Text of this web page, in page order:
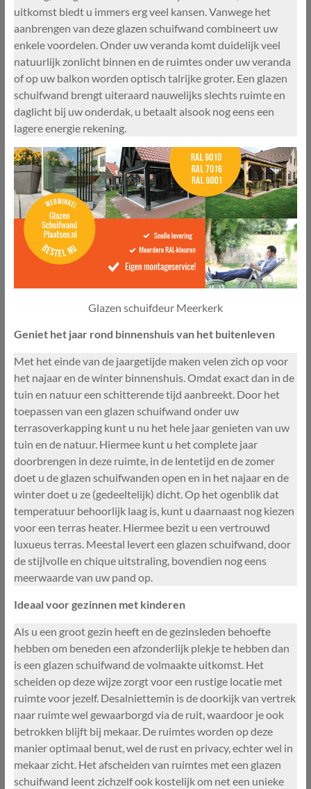
uitkomst biedt u immers erg veel kansen. Vanwege het
aanbrengen van deze glazen schuifwand combineert uw
enkele voordelen. Onder uw veranda komt duidelijk veel
natuurlijk zonlicht binnen en de ruimtes onder uw veranda
of op uw balkon worden optisch talrijke groter. Een glazen
schuifwand brengt uiteraard nauwelijks slechts ruimte en
daglicht bij uw onderdak, u betaalt alsook nog eens een
lagere energie rekening.
Glazen schuifdeur Meerkerk
Geniet het jaar rond binnenshuis van het buitenleven
Met het einde van de jaargetijde maken velen zich op voor
het najaar en de winter binnenshuis. Omdat exact dan in de
tuin en natuur een schitterende tijd aanbreekt. Door het
toepassen van een glazen schuifwand onder uw
terrasoverkapping kunt u nu het hele jaar genieten van uw
tuin en de natuur. Hiermee kunt u het complete jaar
doorbrengen in deze ruimte, in de lentetijd en de zomer
doet u de glazen schuifwanden open en in het najaar en de
winter doet u ze (gedeeltelijk) dicht. Op het ogenblik dat
temperatuur behoorlijk laag is, kunt u daarnaast nog kiezen
voor een terras heater. Hiermee bezit u een vertrouwd
luxueus terras. Meestal levert een glazen schuifwand, door
de stijlvolle en chique uitstraling, bovendien nog eens
meerwaarde van uw pand op.
Ideaal voor gezinnen met kinderen
Als u een groot gezin heeft en de gezinsleden behoefte
hebben om beneden een afzonderlijk plekje te hebben dan
is een glazen schuifwand de volmaakte uitkomst. Het
scheiden op deze wijze zorgt voor een rustige locatie met
ruimte voor jezelf. Desalniettemin is de doorkijk van vertrek
naar ruimte wel gewaarborgd via de ruit, waardoor je ook
betrokken blijft bij mekaar. De ruimtes worden op deze
manier optimaal benut, wel de rust en privacy, echter wel in
mekaar zicht. Het afscheiden van ruimtes met een glazen
schuifwand leent zichzelf ook kostelijk om net een unieke